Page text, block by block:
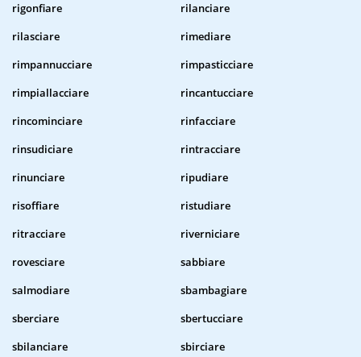
rigonfiare
rilanciare
rilasciare
rimediare
rimpannucciare
rimpasticciare
rimpiallacciare
rincantucciare
rincominciare
rinfacciare
rinsudiciare
rintracciare
rinunciare
ripudiare
risoffiare
ristudiare
ritracciare
riverniciare
rovesciare
sabbiare
salmodiare
sbambagiare
sberciare
sbertucciare
sbilanciare
sbirciare